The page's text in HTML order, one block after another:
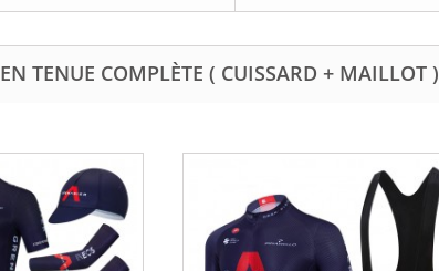
TENUE COMPLÈTE ( CUISSARD + MAILLOT )